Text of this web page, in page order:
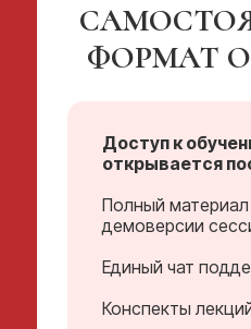
ФОРМАТ
Доступ к
открывается
Полный материал
демоверсии
Единый чат
Конспекты